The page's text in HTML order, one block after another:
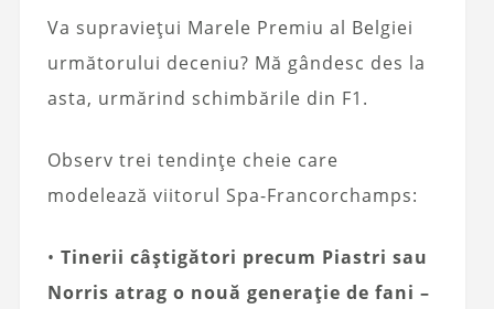
Va supraviețui Marele Premiu al Belgiei
următorului deceniu? Mă gândesc des la
asta, urmărind schimbările din F1.
Observ trei tendințe cheie care
modelează viitorul Spa-Francorchamps:
• Tinerii câștigători precum Piastri sau
Norris atrag o nouă generație de fani –